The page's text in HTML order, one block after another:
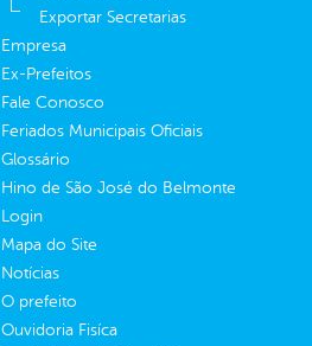
Exportar Secretarias
Empresa
Ex-Prefeitos
Fale Conosco
Feriados Municipais Oficiais
Glossário
Hino de São José do Belmonte
Login
Mapa do Site
Notícias
O prefeito
Ouvidoria Fisíca